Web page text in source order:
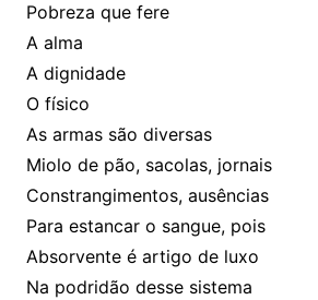
Pobreza que fere
A alma
A dignidade
O físico
As armas são diversas
Miolo de pão, sacolas, jornais
Constrangimentos, ausências
Para estancar o sangue, pois
Absorvente é artigo de luxo
Na podridão desse sistema